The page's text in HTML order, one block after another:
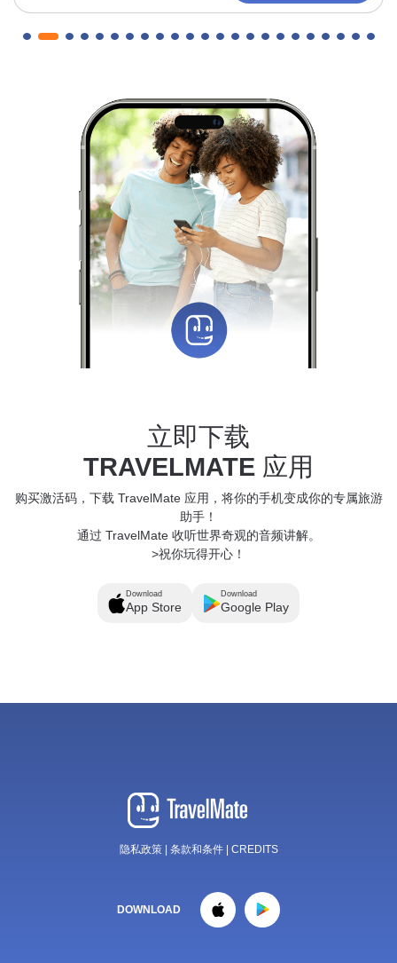
立即下载
TRAVELMATE 应用
购买激活码，下载 TravelMate 应用，将你的手机变成你的专属旅游
助手！
通过 TravelMate 收听世界奇观的音频讲解。
>祝你玩得开心！
Download
App Store
Download
Google Play
隐私政策| 条款和条件 CREDITS
DOWNLOAD